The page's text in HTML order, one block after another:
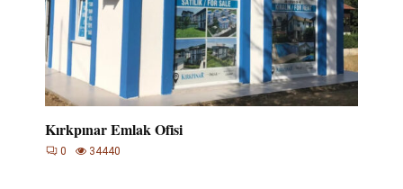
Kırkpınar Emlak Ofisi
0 34440